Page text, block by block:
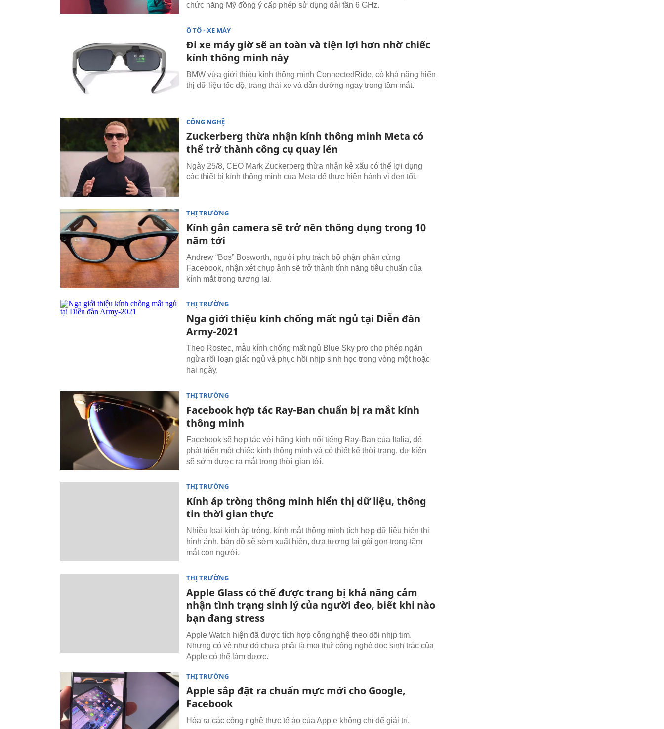
chức năng Mỹ đồng ý cấp phép sử dụng dải tần 6 GHz.
Ô TÔ - XE MÁY
Đi xe máy giờ sẽ an toàn và tiện lợi hơn nhờ chiếc
kính thông minh này
BMW vừa giới thiệu kính thông minh ConnectedRide, có khả năng hiển
thị dữ liệu tốc độ, trang thái xe và dẫn đường ngay trong tầm mắt.
CÔNG NGHỆ
Zuckerberg thừa nhận kính thông minh Meta có
thể trở thành công cụ quay lén
Ngày 25/8, CEO Mark Zuckerberg thừa nhận kẻ xấu có thể lợi dụng
các thiết bị kính thông minh của Meta để thực hiện hành vi đen tối.
THỊ TRƯỜNG
Kính gắn camera sẽ trở nên thông dụng trong 10
năm tới
Andrew “Bos” Bosworth, người phụ trách bộ phận phần cứng
Facebook, nhận xét chụp ảnh sẽ trở thành tính năng tiêu chuẩn của
kính mắt trong tương lai.
THỊ TRƯỜNG
Nga giới thiệu kính chống mất ngủ tại Diễn đàn
Army-2021
Theo Rostec, mẫu kính chống mất ngủ Blue Sky pro cho phép ngăn
ngừa rối loạn giấc ngủ và phục hồi nhịp sinh học trong vòng một hoặc
hai ngày.
THỊ TRƯỜNG
Facebook hợp tác Ray-Ban chuẩn bị ra mắt kính
thông minh
Facebook sẽ hợp tác với hãng kính nổi tiếng Ray-Ban của Italia, để
phát triển một chiếc kính thông minh và có thiết kế thời trang, dự kiến
sẽ sớm được ra mắt trong thời gian tới.
THỊ TRƯỜNG
Kính áp tròng thông minh hiển thị dữ liệu, thông
tin thời gian thực
Nhiều loại kính áp tròng, kính mắt thông minh tích hợp dữ liệu hiển thị
hình ảnh, bản đồ sẽ sớm xuất hiện, đưa tương lai gói gọn trong tầm
mắt con người.
THỊ TRƯỜNG
Apple Glass có thể được trang bị khả năng cảm
nhận tình trạng sinh lý của người đeo, biết khi nào
bạn đang stress
Apple Watch hiện đã được tích hợp công nghệ theo dõi nhịp tim.
Nhưng có vẻ như đó chưa phải là mọi thứ công nghệ đọc sinh trắc của
Apple có thể làm được.
THỊ TRƯỜNG
Apple sắp đặt ra chuẩn mực mới cho Google,
Facebook
Hóa ra các công nghệ thực tế ảo của Apple không chỉ để giải trí.